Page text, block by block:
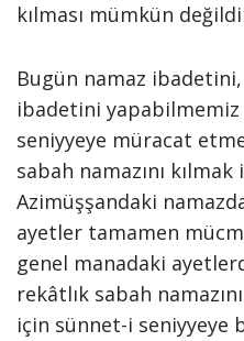
kılması mümkün
Bugün namaz
ibadetini
seniyyeye müracat
sabah namazını kılmak
Azimüşşandaki
ayetler tamamen
genel manadaki
rekâtlık sabah
için sünnet-i seniyyeye